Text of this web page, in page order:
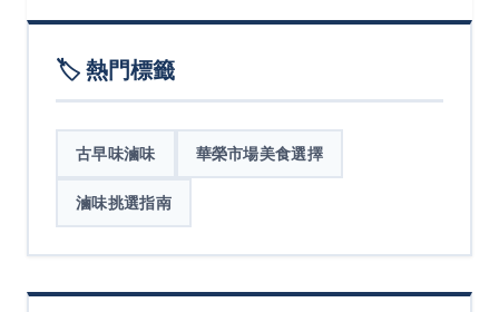
🏷️ 熱門標籤
古早味滷味 華榮市場美食選擇
滷味挑選指南